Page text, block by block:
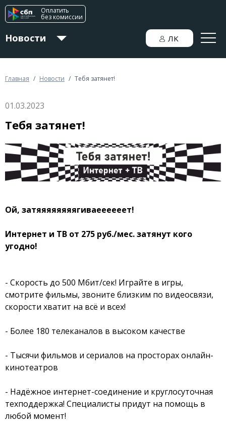
Оплатить
без комиссии
Для дома
Для бизнеса
Новости ЛK
Главная / Новости / Тебя затянет!
01.03.2023
Тебя затянет!
Ой, затяяяяяяяягиваеееееет!
Интернет и ТВ от 275 руб./мес. затянут кого
угодно!
- Скорость до 500 Мбит/сек! Играйте в игры,
смотрите фильмы, звоните близким по видеосвязи,
скорости хватит на всё и всех!
- Более 180 телеканалов в высоком качестве
- Тысячи фильмов и сериалов на просторах онлайн-
кинотеатров
- Надёжное интернет-соединение и круглосуточная
техподдержка! Специалисты придут на помощь в
любой момент!